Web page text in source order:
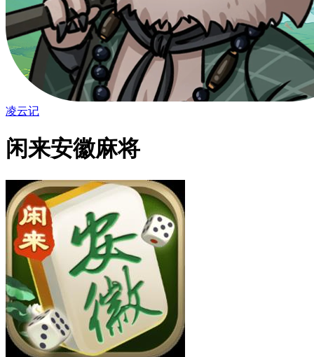
凌云记
闲来安徽麻将